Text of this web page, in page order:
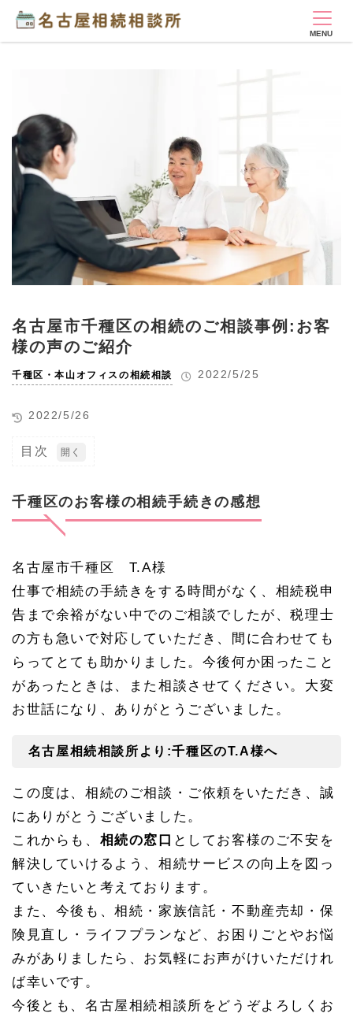
名古屋市千種区の相続のご相談事例:お客
様の声のご紹介
千種区・本山オフィスの相続相談 2022/5/25
2022/5/26
目次
種
様
の
相
続
続
の
感
名古
談所
り:
千種
T.A
様へ
1.
1.
1
屋相
続相
談所
のア
千種区のお客様の相続手続きの感想
名古屋市千種区 T.A様
仕事で相続の手続きをする時間がなく、相続税申
告まで余裕がない中でのご相談でしたが、税理士
の方も急いで対応していただき、間に合わせても
らってとても助かりました。今後何か困ったこと
があったときは、また相談させてください。大変
お世話になり、ありがとうございました。
名古屋相続相談所より:千種区のT.A様へ
この度は、相続のご相談・ご依頼をいただき、誠
にありがとうございました。
これからも、 相続の窓口 としてお客様のご不安を
解決していけるよう、相続サービスの向上を図っ
ていきたいと考えております。
また、今後も、相続・家族信託・不動産売却・保
険見直し・ライフプランなど、お困りごとやお悩
みがありましたら、お気軽にお声がけいただけれ
ば幸いです。
今後とも、名古屋相続相談所をどうぞよろしくお